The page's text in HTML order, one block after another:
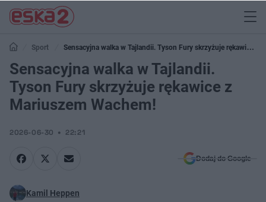
Sport
Sensacyjna walka w Tajlandii. Tyson Fury skrzyżuje rękawice z
Mariuszem Wachem!
Sensacyjna walka w Tajlandii.
Tyson Fury skrzyżuje rękawice z
Mariuszem Wachem!
2026-06-30 22:21
Dodaj do Google
Kamil Heppen